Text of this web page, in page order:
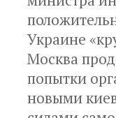
Украине
Москва
попытки
новыми